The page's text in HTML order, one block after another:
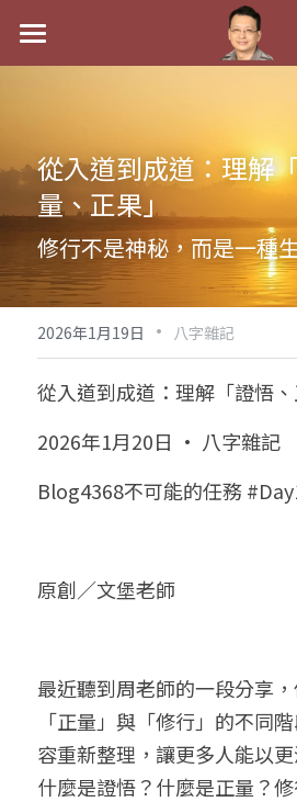
最新消息
實體經營
祖傳命理
手工印鑑
課程介紹
五行八字學
後天派陽宅
Blog
黃金會員專區
八字雜記
心靈成長
人氣最高
臉書生活
試閱專區
Podcast聽書
團隊訓練營
八字視頻
線上直播
線上學苑
八字初階班1
八字初階班2
八字中階班
五人實戰班
五行計算初階班
五行計算高階班
命理商城
八字完整班
科學八字推理PDF
小兒命名
我的著作
科學八字推理2
科學八字輕鬆學
輕鬆學會科學八字推理
批命預約
常見問題
FB粉絲頁
登錄/註冊
繁體中文
繁體中文
0938617837
從入道到成道：理解
量、正果」
修行不是神秘，而是一種
2026年1月19日 · 八字雜記
從入道到成道：理解「證悟、
2026年1月20日 · 八字雜記
Blog4368不可能的任務
原創／文堡老師
最近聽到周老師的一段分享，
「正量」與「修行」的不同
容重新整理，讓更多人能以
什麼是證悟？什麼是正量？
商品分類
科學八字推理PDF
《十神高階實戰錄》完整典藏版
1美元超值PDF